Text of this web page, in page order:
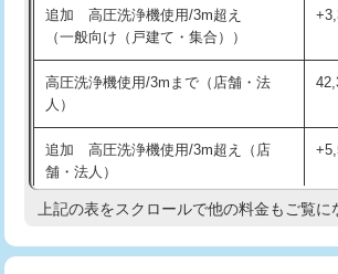
マス交換（深さ50㎝以上）
コンクリート斫り（厚さ10㎝まで）
コンクリート斫り（厚さ10㎝超え）
モルタル補修（厚さ10㎝まで）
モルタル補修（厚さ10㎝超え）
洗面台設置
持込商品取付（混合水栓）
給水管工事※（ホール加工)
給水管工事※（バンド止め)
給水管工事※（支持金具設置)
給水管工事※（保温材使用（バンド止
追加 高圧洗浄機使用/3m超え
（一般向け（戸建て・集合））
高圧洗浄機使用/3mまで（店舗・法
人）
追加 高圧洗浄機使用/3m超え（店
舗・法人）
高度高圧洗浄換 現
上記の表をスクロールで他の料金もご覧に